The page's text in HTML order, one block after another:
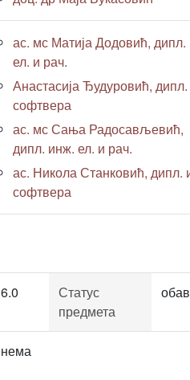
ас. мс Матија Додовић,
ел. и рач.
Анастасија Ђудуровић,
софтвера
ас. мс Сања Радосављевић,
дипл. инж. ел. и рач.
ас. Никола Станковић, дипл.
софтвера
6.0
Статус
предмета
нема